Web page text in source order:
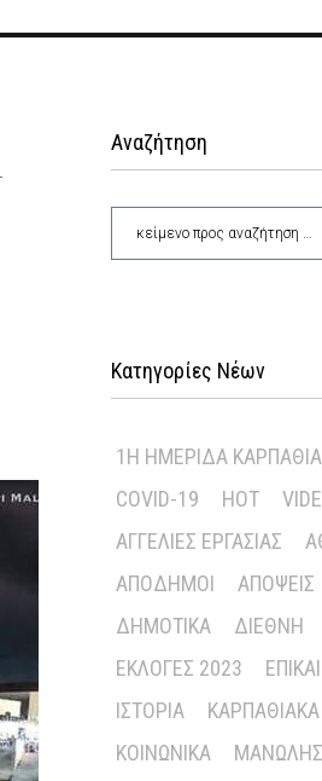
Αναζήτηση
Κατηγορίες Νέων
1Η ΗΜΕΡΊΔΑ
COVID-19
HOT
ΑΓΓΕΛΊΕΣ ΕΡΓΑΣΊΑΣ
ΑΠΌΔΗΜΟΙ
ΑΠΌΨΕΙΣ
ΔΗΜΟΤΙΚΆ
ΔΙΕΘΝΉ
ΕΚΛΟΓΈΣ 2023
ΙΣΤΟΡΊΑ
ΚΟΙΝΩΝΙΚΆ